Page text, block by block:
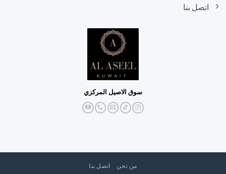
اتصل بنا
سوق الاصيل المركزي
من نحن اتصل بنا